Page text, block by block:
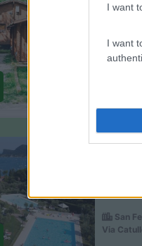
I want
I want
San
Via